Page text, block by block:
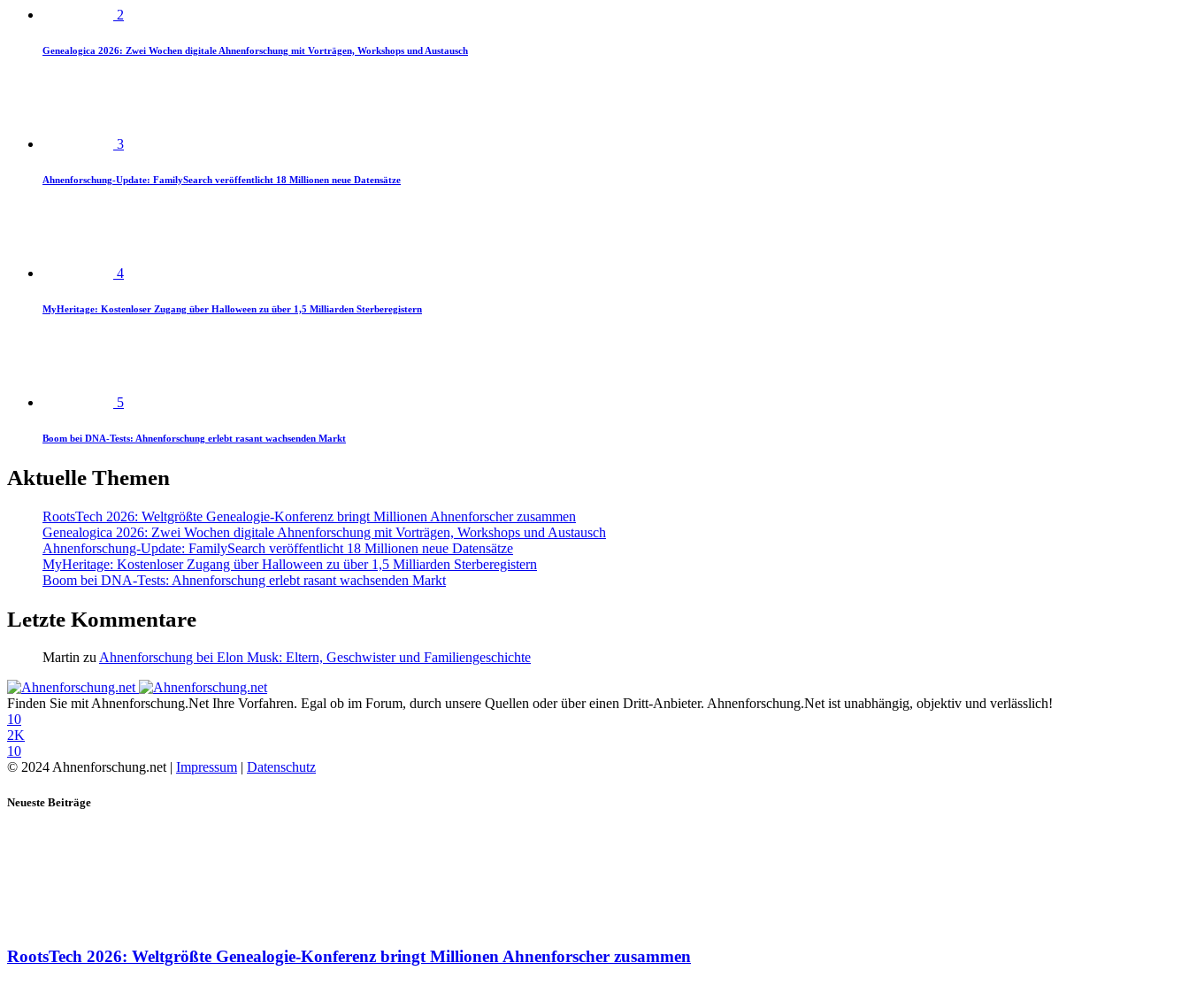
2
Genealogica 2026: Zwei Wochen digitale Ahnenforschung mit Vorträgen, Workshops und Austausch
3
Ahnenforschung-Update: FamilySearch veröffentlicht 18 Millionen neue Datensätze
4
MyHeritage: Kostenloser Zugang über Halloween zu über 1,5 Milliarden Sterberegistern
5
Boom bei DNA-Tests: Ahnenforschung erlebt rasant wachsenden Markt
Aktuelle Themen
RootsTech 2026: Weltgrößte Genealogie-Konferenz bringt Millionen Ahnenforscher zusammen
Genealogica 2026: Zwei Wochen digitale Ahnenforschung mit Vorträgen, Workshops und Austausch
Ahnenforschung-Update: FamilySearch veröffentlicht 18 Millionen neue Datensätze
MyHeritage: Kostenloser Zugang über Halloween zu über 1,5 Milliarden Sterberegistern
Boom bei DNA-Tests: Ahnenforschung erlebt rasant wachsenden Markt
Letzte Kommentare
Martin zuAhnenforschung bei Elon Musk: Eltern, Geschwister und Familiengeschichte
Finden Sie mit Ahnenforschung.Net Ihre Vorfahren. Egal ob im Forum, durch unsere Quellen oder über einen Dritt-Anbieter. Ahnenforschung.Net ist unabhängig, objektiv und verlässlich!
10
2K
10
© 2024 Ahnenforschung.net | Impressum Datenschutz
Neueste Beiträge
RootsTech 2026: Weltgrößte Genealogie-Konferenz bringt Millionen Ahnenforscher zusammen